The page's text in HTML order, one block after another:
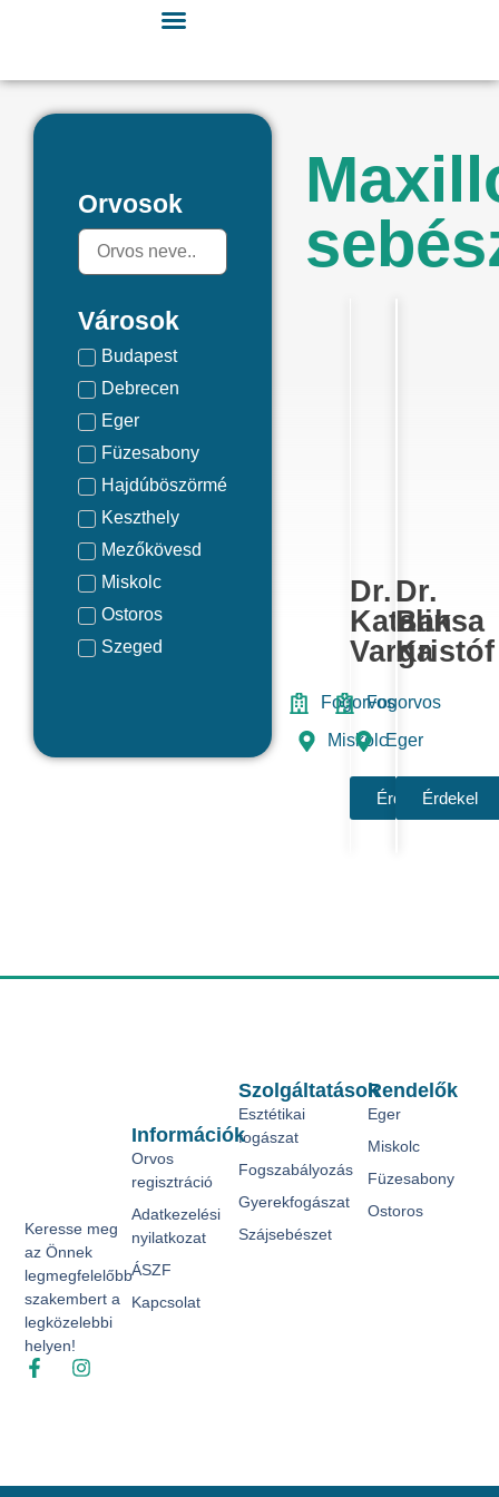
Orvosok
Városok
Budapest
Debrecen
Eger
Füzesabony
Hajdúböszörmény
Keszthely
Mezőkövesd
Miskolc
Ostoros
Szeged
Dr.
Katalin
Varga
Fogorvos
Miskolc
Érdekel
Dr.
Baksa
Kristóf
Fogorvos
Eger
Érdekel
Keresse meg
az Önnek
legmegfelelőbb
szakembert a
legközelebbi
helyen!
Szolgáltatások
Esztétikai
fogászat
Fogszabályozás
Gyerekfogászat
Szájsebészet
Információk
Orvos
regisztráció
Adatkezelési
nyilatkozat
ÁSZF
Kapcsolat
Rendelők
Eger
Miskolc
Füzesabony
Ostoros